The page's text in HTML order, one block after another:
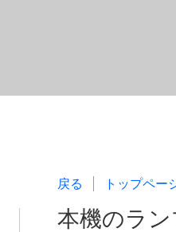
戻る トップペー
本機のラ